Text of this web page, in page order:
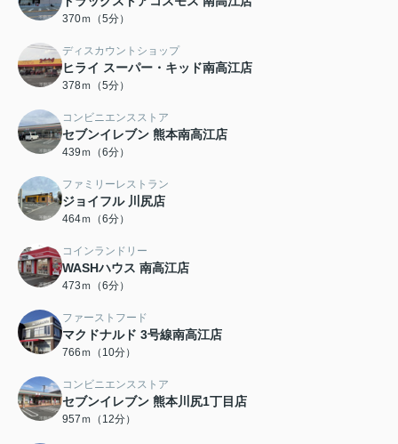
370ｍ（5分）
ディスカウントショップ
ヒライ スーパー・キッド南高江店
378ｍ（5分）
コンビニエンスストア
セブンイレブン 熊本南高江店
439ｍ（6分）
ファミリーレストラン
ジョイフル 川尻店
464ｍ（6分）
コインランドリー
WASHハウス 南高江店
473ｍ（6分）
ファーストフード
マクドナルド 3号線南高江店
766ｍ（10分）
コンビニエンスストア
セブンイレブン 熊本川尻1丁目店
957ｍ（12分）